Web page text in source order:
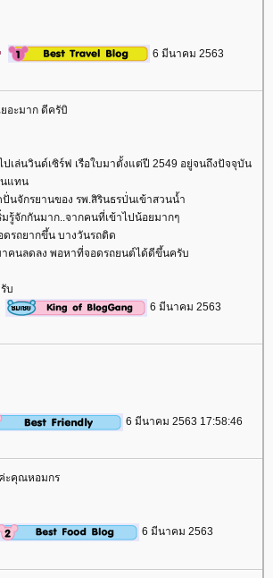
6 มีนาคม 2563
อะมาก ดีครับิ
เล่นวินด์เซิร์ฟ เรือใบมาตั้งแต่ปี 2549 อยู่จนถึงปัจจุบัน
แทน
นจักรยานของ รพ.สิรินธรป่่นเข้าสวนน้ำ
รู้จักกันมาก..จากคนที่เข้าไปน้อยมากๆ
รถยากขึ้น บางวันรถติด
คนลดลง พอหาที่จอดรถยนต์ได้ดีขึ้นครับ
บ
6 มีนาคม 2563
6 มีนาคม 2563 17:58:46
ะคุณหอมกร
6 มีนาคม 2563